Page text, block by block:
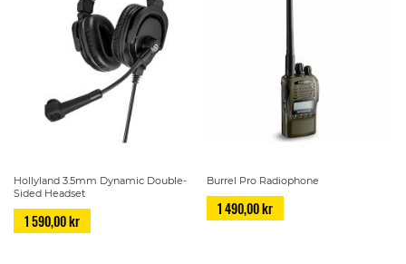
Hollyland 3.5mm Dynamic Double-
Sided Headset
1 590,00 kr
Burrel Pro Radiophone
1 490,00 kr